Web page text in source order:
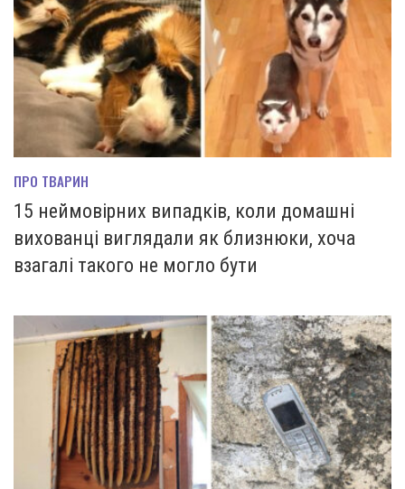
ПРО ТВАРИН
15 неймовірних випадків, коли домашні
вихованці виглядали як близнюки, хоча
взагалі такого не могло бути